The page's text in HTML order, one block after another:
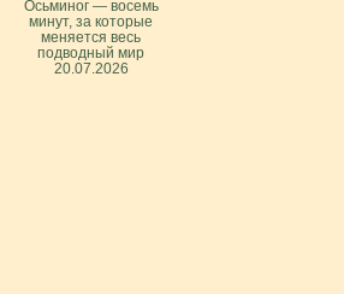
Осьминог — восемь
минут, за которые
меняется весь
подводный мир
20.07.2026